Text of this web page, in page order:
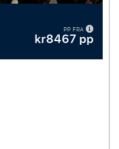
PP FRA
kr8467 pp